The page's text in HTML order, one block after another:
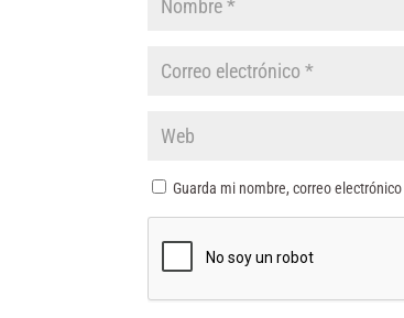
Guarda mi nombre, correo